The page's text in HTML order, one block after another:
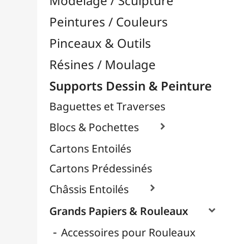
Accessoires pour Rouleaux
Contrecollés
Déco & Métalliques
Format Raisin & Grand Aigle
Pour Pochoir
Papier Scrapbooking
Papier Pailleté
Papiers Calque / Transfert 
Papiers Décoratifs
Supports Rigides / Bois
Toiles d'Artistes au Mètre
Transport / Rangement
Papeterie & Bureau